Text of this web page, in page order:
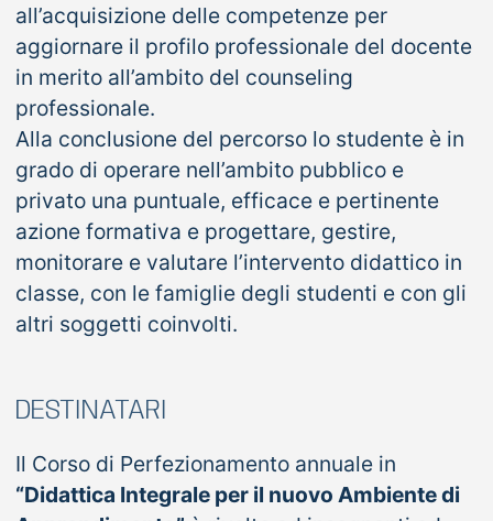
all’acquisizione delle competenze per
aggiornare il profilo professionale del docente
in merito all’ambito del counseling
professionale.
Alla conclusione del percorso lo studente è in
grado di operare nell’ambito pubblico e
privato una puntuale, efficace e pertinente
azione formativa e progettare, gestire,
monitorare e valutare l’intervento didattico in
classe, con le famiglie degli studenti e con gli
altri soggetti coinvolti.
DESTINATARI
Il Corso di Perfezionamento annuale in
“Didattica Integrale per il nuovo Ambiente di